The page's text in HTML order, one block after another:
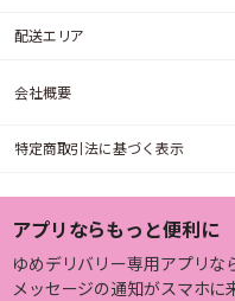
配送エリア
会社概要
特定商取引法に基づく表示
アプリならもっと便利に
ゆめデリバリー専用アプリな
メッセージの通知がスマホに